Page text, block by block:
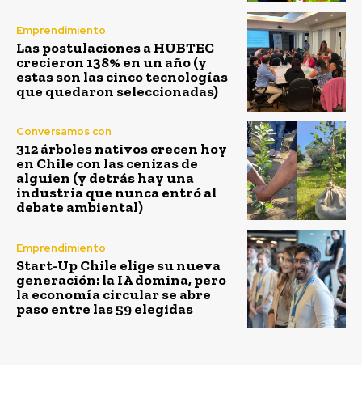
Emprendimiento
Las postulaciones a HUBTEC
crecieron 138% en un año (y
estas son las cinco tecnologías
que quedaron seleccionadas)
Conversamos con
312 árboles nativos crecen hoy
en Chile con las cenizas de
alguien (y detrás hay una
industria que nunca entró al
debate ambiental)
Emprendimiento
Start-Up Chile elige su nueva
generación: la IA domina, pero
la economía circular se abre
paso entre las 59 elegidas